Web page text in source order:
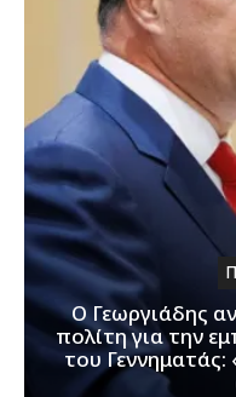
Ο Γεωργιάδης
πολίτη για την
του Γεννηματάς: